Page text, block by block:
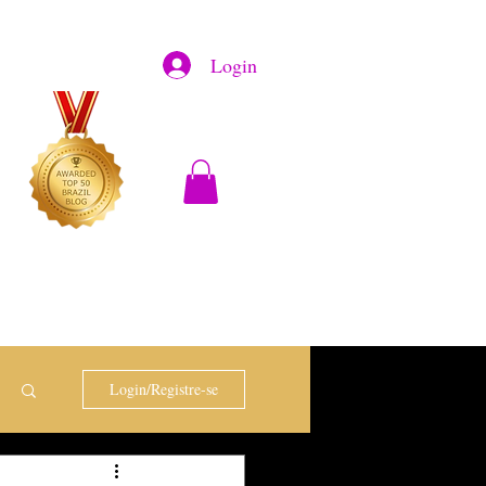
Login
Login/Registre-se